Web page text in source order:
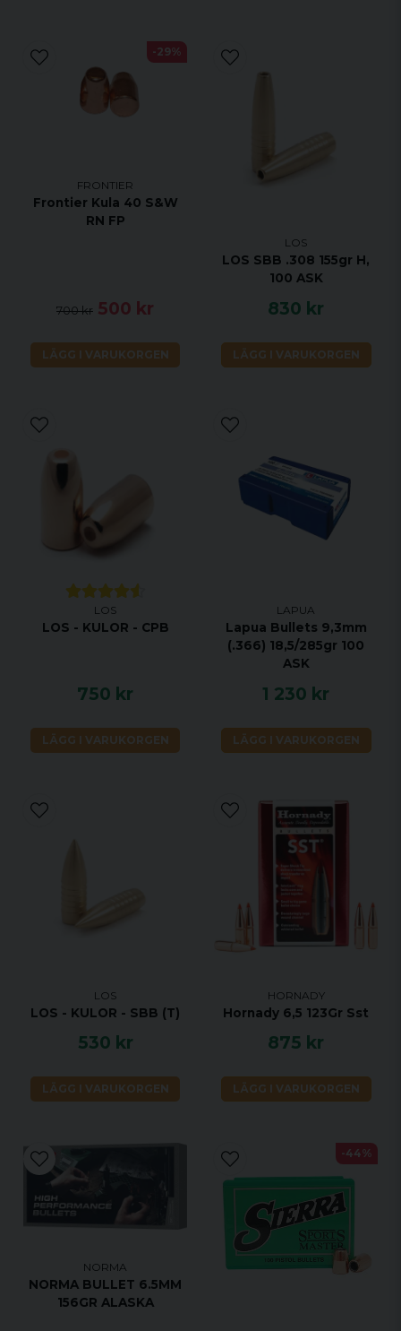
FRONTIER
Frontier Kula 40 S&W
RN FP
700 kr 500 kr
LÄGG I VARUKORGEN
-29%
LOS
LOS SBB .308 155gr H,
100 ASK
830 kr
LÄGG I VARUKORGEN
LOS
LOS - KULOR - CPB
750 kr
LÄGG I VARUKORGEN
LAPUA
Lapua Bullets 9,3mm
(.366) 18,5/285gr 100
ASK
1 230 kr
LÄGG I VARUKORGEN
LOS
LOS - KULOR - SBB (T)
530 kr
LÄGG I VARUKORGEN
HORNADY
Hornady 6,5 123Gr Sst
875 kr
LÄGG I VARUKORGEN
NORMA
NORMA BULLET 6.5MM
156GR ALASKA
-44%